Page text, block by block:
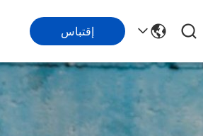
إقتباس